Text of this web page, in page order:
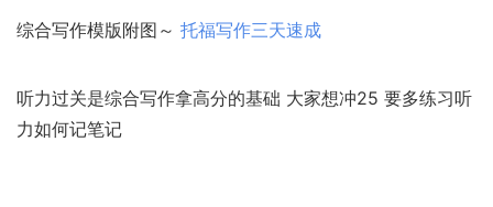
综合写作模版附图～ 托福写作三天速成
听力过关是综合写作拿高分的基础 大家想冲25 要多练习听
力如何记笔记